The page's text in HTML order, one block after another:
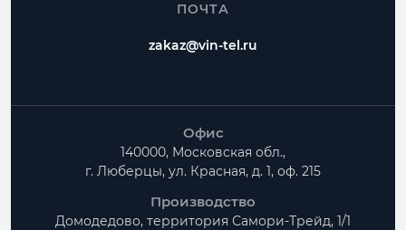
ПОЧТА
zakaz@vin-tel.ru
Офис
140000, Московская обл.,
г. Люберцы, ул. Красная, д. 1, оф. 215
Производство
Домодедово, территория Самори-Трейд, 1/1